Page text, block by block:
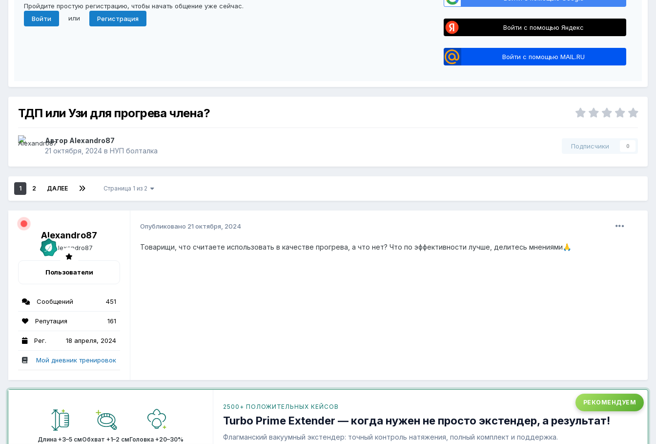
Пройдите простую регистрацию, чтобы начать общение уже сейчас.
Войти
или Регистрация
Войти с помощью Яндекс
Войти с помощью MAIL.RU
ТДП или Узи для прогрева члена?
Автор Alexandro87
21 октября, 2024 в НУП болталка
Подписчики 0
1 2 ДАЛЕЕ Страница 1 из 2
Alexandro87
Пользователи
Сообщений 451
Репутация 161
Рег. 18 апреля, 2024
Мой дневник тренировок
Опубликовано 21 октября, 2024
Товарищи, что считаете использовать в качестве прогрева, а что нет? Что по эффективности лучше, делитесь мнениями🙏
Длина +3–5 смОбхват +1–2 смГоловка +20–30%
РЕКОМЕНДУЕМ
2500+ ПОЛОЖИТЕЛЬНЫХ КЕЙСОВ
Turbo Prime Extender — когда нужен не просто экстендер, а результат!
Флагманский вакуумный экстендер: точный контроль натяжения, полный комплект и поддержка.